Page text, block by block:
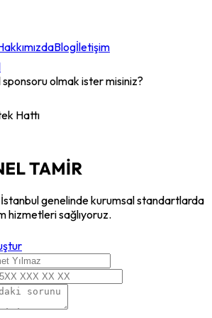
Blogİletişim
sponsoru olmak ister misiniz?
Hattı
TAMİR
İstanbul genelinde kurumsal standartlarda
hizmetleri sağlıyoruz.